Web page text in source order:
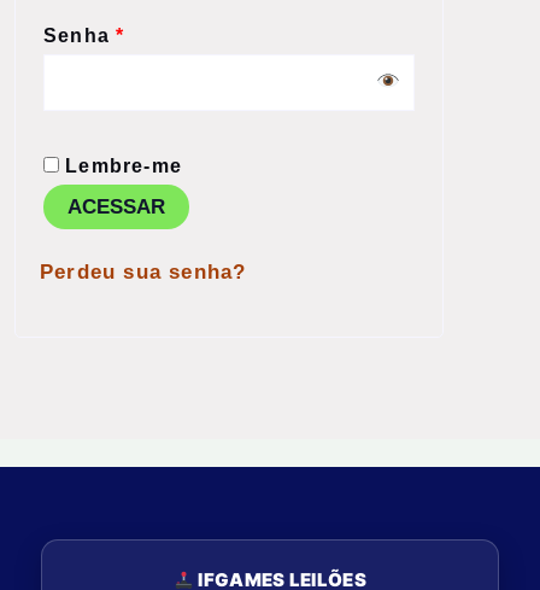
Senha*
Lembre-me
ACESSAR
Perdeu sua senha?
IFGAMES LEILÕES